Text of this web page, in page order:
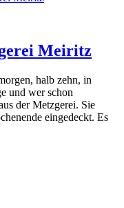
Meiritz
halb zehn, in
und wer schon
der Metzgerei. Sie
eingedeckt. Es